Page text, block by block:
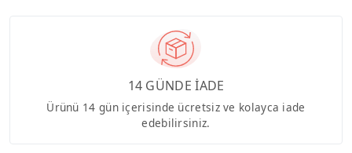
14 GÜNDE İADE
Ürünü 14 gün içerisinde ücretsiz ve kolayca iade
edebilirsiniz.